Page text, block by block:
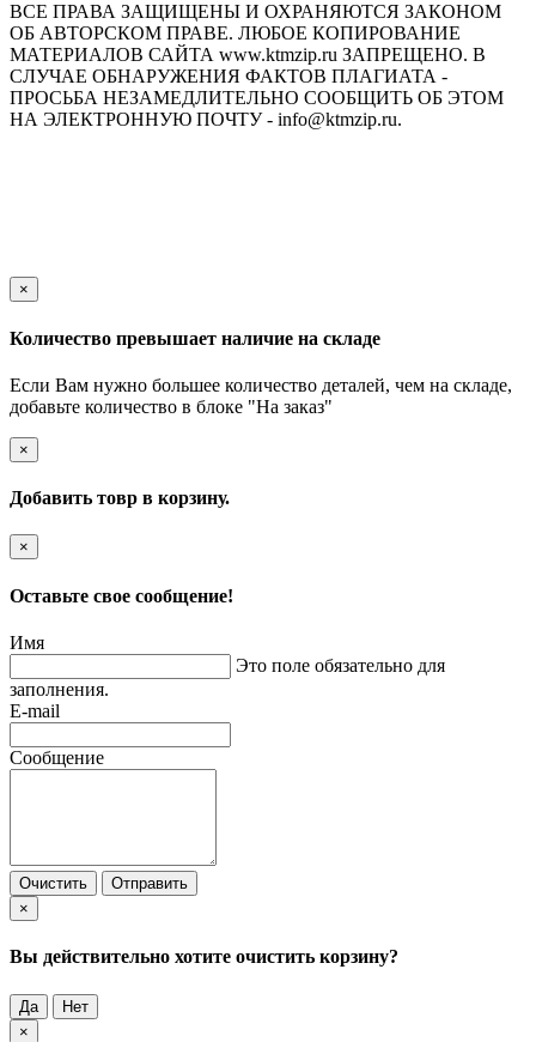
ВСЕ ПРАВА ЗАЩИЩЕНЫ И ОХРАНЯЮТСЯ ЗАКОНОМ
ОБ АВТОРСКОМ ПРАВЕ. ЛЮБОЕ КОПИРОВАНИЕ
МАТЕРИАЛОВ САЙТА www.ktmzip.ru ЗАПРЕЩЕНО. В
СЛУЧАЕ ОБНАРУЖЕНИЯ ФАКТОВ ПЛАГИАТА -
ПРОСЬБА НЕЗАМЕДЛИТЕЛЬНО СООБЩИТЬ ОБ ЭТОМ
НА ЭЛЕКТРОННУЮ ПОЧТУ - info@ktmzip.ru.
×
Количество превышает наличие на складе
Если Вам нужно большее количество деталей, чем на складе,
добавьте количество в блоке "На заказ"
×
Добавить товр в корзину.
×
Оставьте свое сообщение!
Имя
Это поле обязательно для
заполнения.
E-mail
Сообщение
Очистить
Отправить
×
Вы действительно хотите очистить корзину?
Да
Нет
×